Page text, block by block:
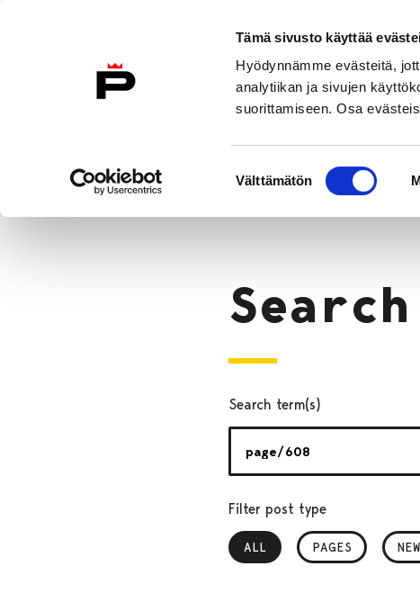
Tämä sivusto käyttää
Hyödynnämme evästeitä,
analytiikan ja sivujen
suorittamiseen. Osa
valinta
Välttämätön
To Home Page
In
Home
Search
Search
Search term(s)
Filter post type
ALL
, SELECTEDPAGES